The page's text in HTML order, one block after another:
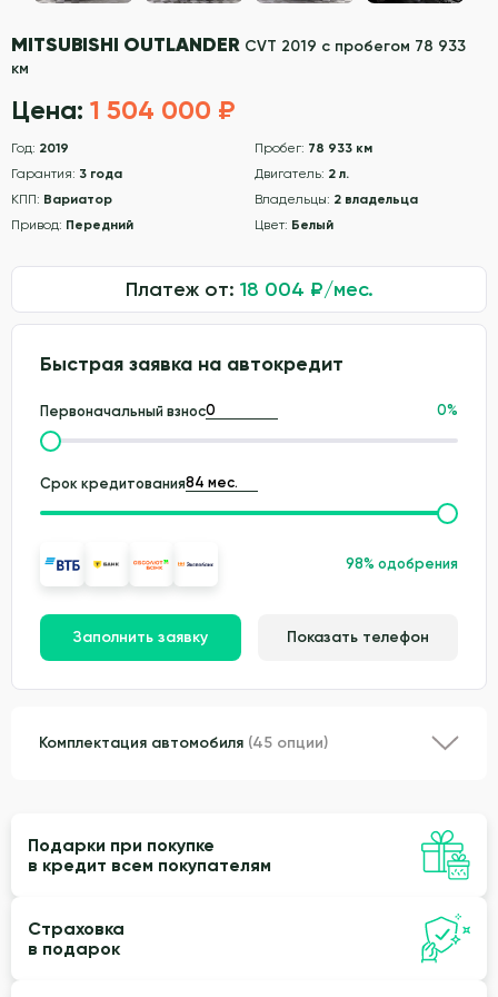
MITSUBISHI OUTLANDER CVT 2019 с пробегом 78 933
км
Цена: 1 504 000 ₽
Год: 2019 Пробег: 78 933 км
Гарантия: 3 года Двигатель: 2 л.
КПП: Вариатор Владельцы: 2 владельца
Привод: Передний Цвет: Белый
Платеж от: 18 004 ₽/мес.
Быстрая заявка на автокредит
Первоначальный взнос 0%
Срок кредитования
98% одобрения
Заполнить заявку Показать телефон
Комплектация автомобиля (45 опции)
Подарки при покупке
в кредит всем покупателям
Страховка
в подарок